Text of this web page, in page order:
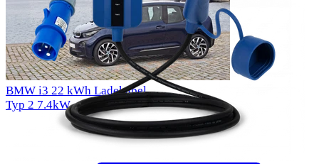
BMW i3 22 kWh Ladekabel
Typ 2 7.4kW